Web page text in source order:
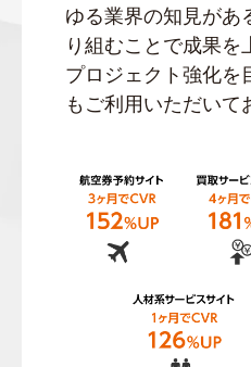
ゆる業界の知見があ
り組むことで成果を
プロジェクト強化を
もご利用いただいて